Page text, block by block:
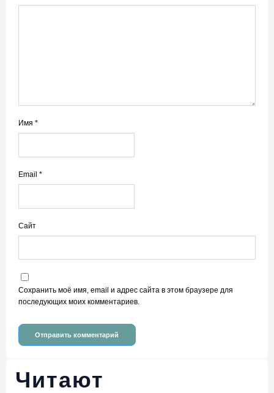
Имя *
Email *
Сайт
Сохранить моё имя, email и адрес сайта в этом браузере для
последующих моих комментариев.
Читают